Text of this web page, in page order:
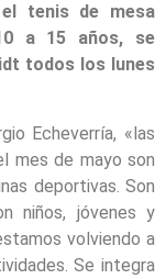
tenis de mesa
a 15 años, se
todos los lunes
Echeverría, «las
mes de mayo son
deportivas. Son
niños, jóvenes y
volviendo a
Se integra